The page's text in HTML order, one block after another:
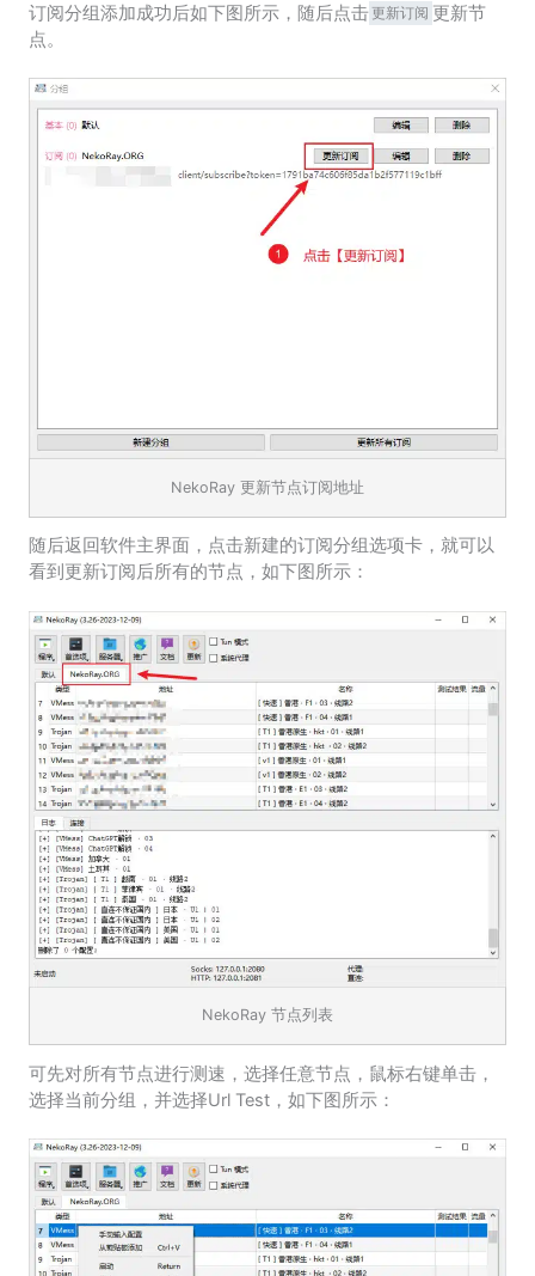
订阅分组添加成功后如下图所示，随后点击更新订阅 更新节
点。
NekoRay 更新节点订阅地址
随后返回软件主界面，点击新建的订阅分组选项卡，就可以
看到更新订阅后所有的节点，如下图所示：
NekoRay 节点列表
可先对所有节点进行测速，选择任意节点，鼠标右键单击，
选择当前分组，并选择Url Test，如下图所示：